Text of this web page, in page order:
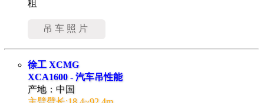
租
吊车照片
徐工 XCMG
XCA1600 - 汽车吊性能
产地：中国